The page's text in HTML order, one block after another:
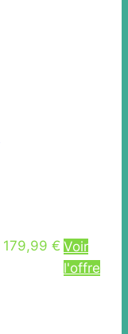
179,99 € Voir
l'offre